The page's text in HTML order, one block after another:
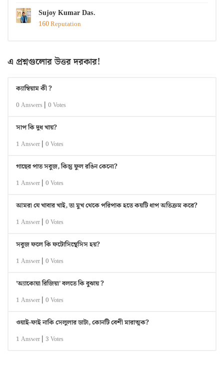
Sujoy Kumar Das.
160 Reputation
এ প্রশ্নগুলোর উত্তর দরকার!
ক্যাম্বিয়াম কী ?
0 Answers | 0 Votes
সাপ কি দুধ খায়?
1 Answer | 0 Votes
গাছের পাত সবুজ, কিন্তু ফুল রঙিন কেনো?
1 Answer | 0 Votes
আমরা যে খাবার খাই, তা মুখ থেকে পরিপাক হতে কয়টি ধাপ অতিক্রম করে?
1 Answer | 0 Votes
সবুজ ফলে কি ফটোসিন্থেসিস হয়?
1 Answer | 0 Votes
’অ্যাকোয়া রিজিয়া’ বলতে কি বুঝায় ?
1 Answer | 0 Votes
ওয়াই-ফাই নাকি সেলুলার ডাটা, কোনটি বেশী মারাত্মক?
1 Answer | 3 Votes